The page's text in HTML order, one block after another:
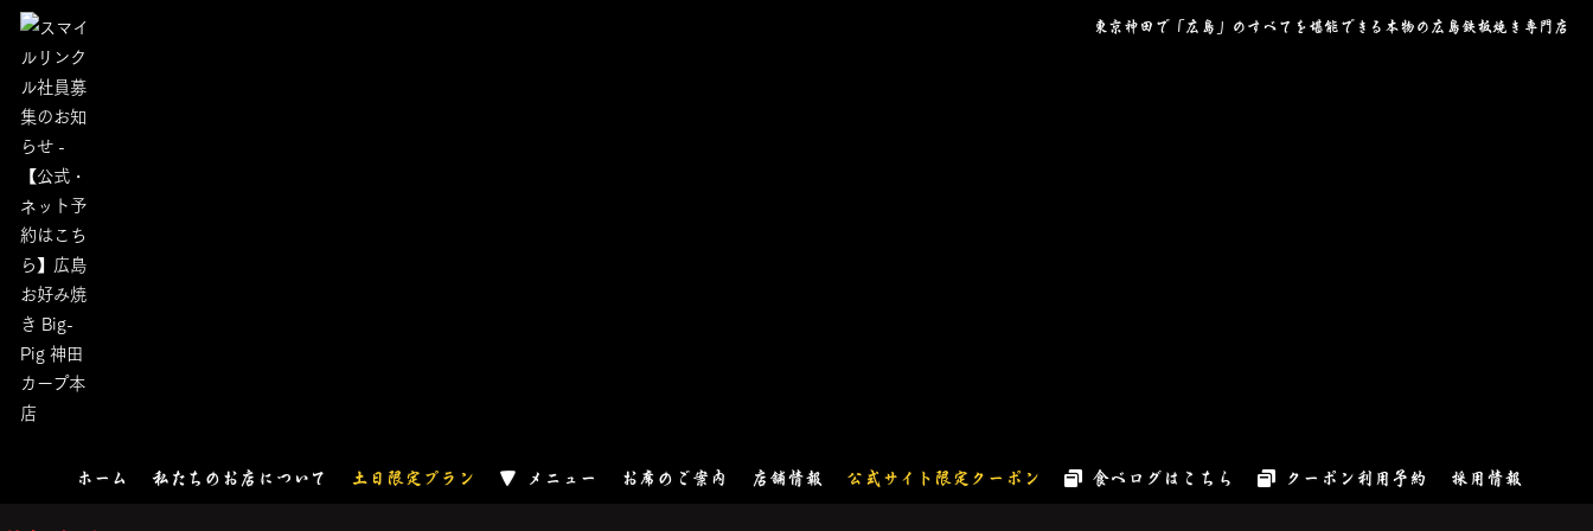
東京神田で「広島」のすべてを堪能できる本物の広島鉄板焼き専門店
ホーム 私たちのお店について 土日限定プラン ▼ メニュー お席のご案内 店舗情報 公式サイト限定クーポン 食べログはこちら クーポン利用予約 採用情報